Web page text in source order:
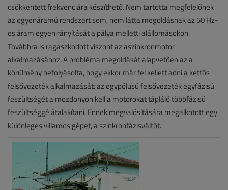
csökkentett frekvenciára készíthető. Nem tartotta megfelelőnek
az egyenáramú rendszert sem, nem látta megoldásnak az 50 Hz-
es áram egyenirányítását a pálya melletti alállomásokon.
Továbbra is ragaszkodott viszont az aszinkronmotor
alkalmazásához. A probléma megoldását alapvetően az a
körülmény befolyásolta, hogy ekkor már fel kellett adni a kettős
felsővezeték alkalmazását: az egypólusú felsővezeték egyfázisú
feszültségét a mozdonyon kell a motorokat tápláló többfázisú
feszültséggé átalakítani. Ennek megvalósítására megalkotott egy
különleges villamos gépet, a szinkronfázisváltót.